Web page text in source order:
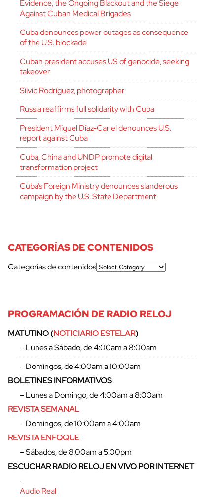
Evidence, the Ongoing Blackout and the Siege
Against Cuban Medical Brigades
Cuba denounces power outages as consequence
of the U.S. blockade
Cuban president accuses US of genocide, seeking
takeover
Silvio Rodríguez, photographer
Russia reaffirms full solidarity with Cuba
President Miguel Díaz-Canel denounces U.S.
report against Cuba
Cuba, China and UNDP promote digital
transformation project
Cuba’s Foreign Ministry denounces slanderous
campaign by the U.S. State Department
CATEGORÍAS DE CONTENIDOS
Categorías de contenidos
PROGRAMACIÓN DE RADIO RELOJ
MATUTINO (NOTICIARIO ESTELAR)
– Lunes a Sábado, de 4:00am a 8:00am
– Domingos, de 4:00am a 10:00am
BOLETINES INFORMATIVOS
– Lunes a Domingo, de 4:00am a 8:00am
REVISTA SEMANAL
– Domingos, de 10:00am a 4:00am
REVISTA ENFOQUE
– Sábados, de 8:00am a 5:00pm
ESCUCHAR RADIO RELOJ EN VIVO POR INTERNET
–
Audio Real